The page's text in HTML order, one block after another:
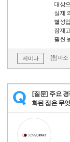
대상
실제
별성
잠재
훨씬
세미나 [첨마
Q
[질문] 주요
화된 점은 무